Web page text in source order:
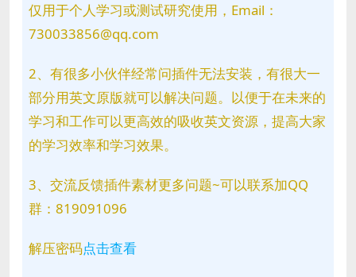
仅用于个人学习或测试研究使用，Email：
730033856@qq.com
2、有很多小伙伴经常问插件无法安装，有很大一
部分用英文原版就可以解决问题。以便于在未来的
学习和工作可以更高效的吸收英文资源，提高大家
的学习效率和学习效果。
3、交流反馈插件素材更多问题~可以联系加QQ
群：819091096
解压密码点击查看